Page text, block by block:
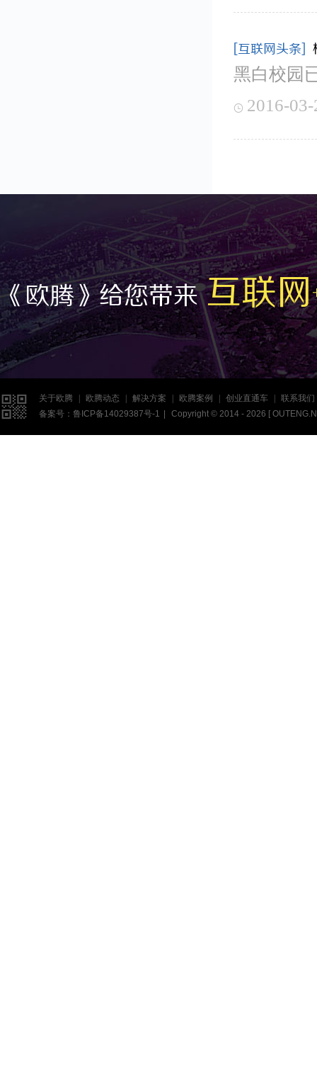
[互联网头条]
黑白校园
 2016-
《欧腾》给您带来互联网
 关于欧腾 欧腾动态 解决方案 欧腾案例 创业直通车
联系我们
备案号： 鲁ICP备14029387号-1 Copyright © 2014 - 2026 [